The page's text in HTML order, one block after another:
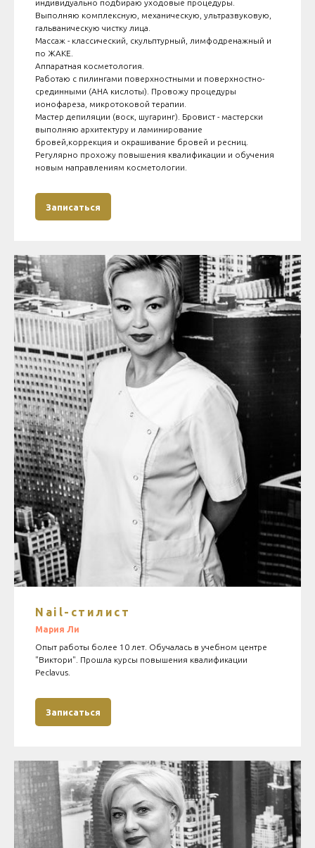
индивидуально подбираю уходовые процедуры.
Выполняю комплексную, механическую, ультразвуковую,
гальваническую чистку лица.
Массаж - классический, скульптурный, лимфодренажный и
по ЖАКЕ.
Аппаратная косметология.
Работаю с пилингами поверхностными и поверхностно-
срединными (АНА кислоты). Провожу процедуры
ионофареза, микротоковой терапии.
Мастер депиляции (воск, шугаринг). Бровист - мастерски
выполняю архитектуру и ламинирование
бровей,коррекция и окрашивание бровей и ресниц.
Регулярно прохожу повышения квалификации и обучения
новым направлениям косметологии.
Записаться
Nail-стилист
Мария Ли
Опыт работы более 10 лет. Обучалась в учебном центре
"Виктори". Прошла курсы повышения квалификации
Peclavus.
Записаться